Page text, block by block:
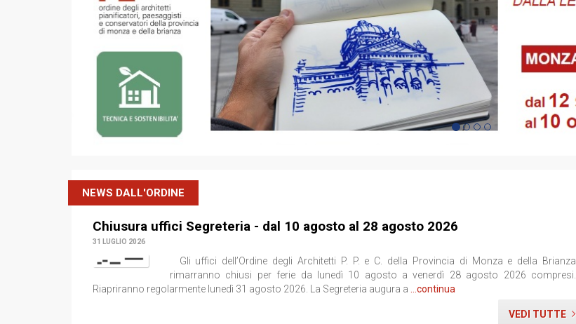
NEWS DALL'ORDINE
Chiusura uffici Segreteria - dal 10 agosto al 28 agosto 2026
31 LUGLIO 2026
Gli uffici dell’Ordine degli Architetti P. P. e C. della Provincia di Monza e della Brianza
rimarranno chiusi per ferie da lunedì 10 agosto a venerdì 28 agosto 2026 compresi.
Riapriranno regolarmente lunedì 31 agosto 2026. La Segreteria augura a ...continua
VEDI TUTTE